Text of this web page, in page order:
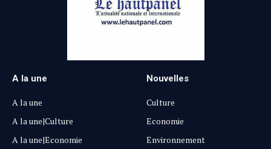
A la une
A la une
A la une|Culture
A la une|Economie
Nouvelles
Culture
Economie
Environnement